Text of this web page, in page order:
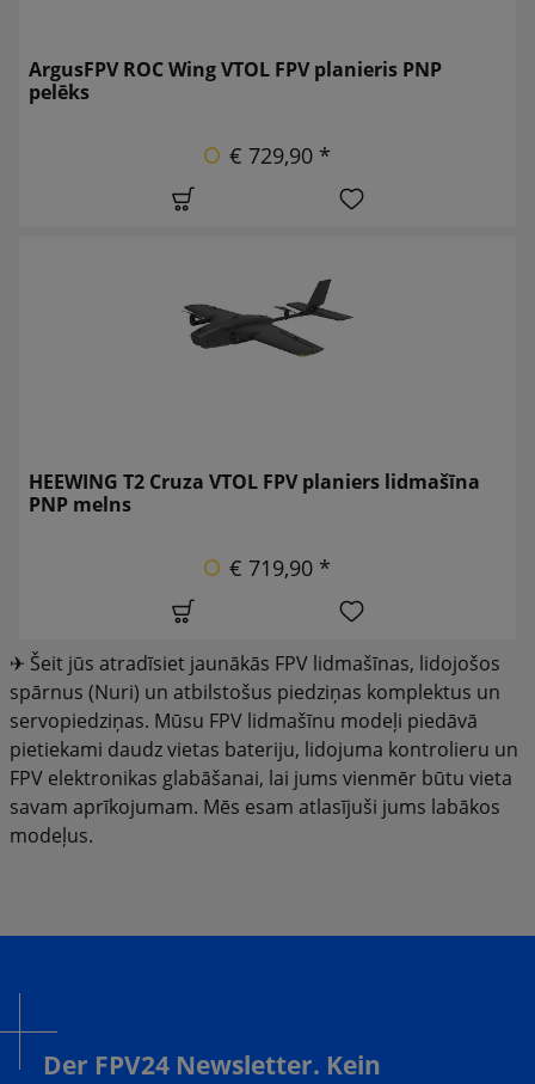
ArgusFPV ROC Wing VTOL FPV planieris PNP
pelēks
€ 729,90 *
HEEWING T2 Cruza VTOL FPV planiers lidmašīna
PNP melns
€ 719,90 *
✈ Šeit jūs atradīsiet jaunākās FPV lidmašīnas, lidojošos
spārnus (Nuri) un atbilstošus piedziņas komplektus un
servopiedziņas. Mūsu FPV lidmašīnu modeļi piedāvā
pietiekami daudz vietas bateriju, lidojuma kontrolieru un
FPV elektronikas glabāšanai, lai jums vienmēr būtu vieta
savam aprīkojumam. Mēs esam atlasījuši jums labākos
modeļus.
Der FPV24 Newsletter. Kein